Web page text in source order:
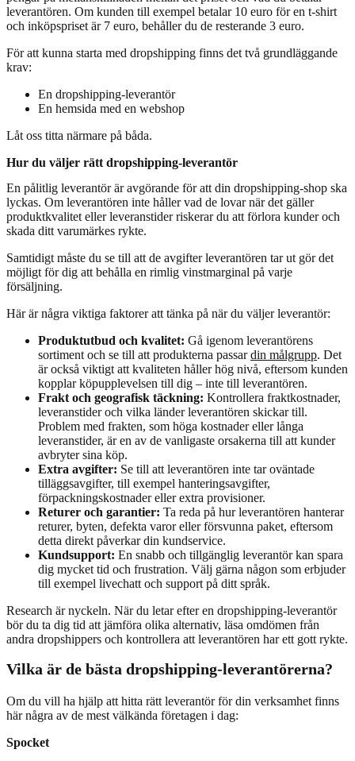
leverantören. Om kunden till exempel betalar 10 euro för en t-shirt
och inköpspriset är 7 euro, behåller du de resterande 3 euro.
För att kunna starta med dropshipping finns det två grundläggande
krav:
En dropshipping-leverantör
En hemsida med en webshop
Låt oss titta närmare på båda.
Hur du väljer rätt dropshipping-leverantör
En pålitlig leverantör är avgörande för att din dropshipping-shop ska
lyckas. Om leverantören inte håller vad de lovar när det gäller
produktkvalitet eller leveranstider riskerar du att förlora kunder och
skada ditt varumärkes rykte.
Samtidigt måste du se till att de avgifter leverantören tar ut gör det
möjligt för dig att behålla en rimlig vinstmarginal på varje
försäljning.
Här är några viktiga faktorer att tänka på när du väljer leverantör:
Produktutbud och kvalitet: Gå igenom leverantörens
sortiment och se till att produkterna passardin målgrupp. Det
är också viktigt att kvaliteten håller hög nivå, eftersom kunden
kopplar köpupplevelsen till dig – inte till leverantören.
Frakt och geografisk täckning: Kontrollera fraktkostnader,
leveranstider och vilka länder leverantören skickar till.
Problem med frakten, som höga kostnader eller långa
leveranstider, är en av de vanligaste orsakerna till att kunder
avbryter sina köp.
Extra avgifter: Se till att leverantören inte tar oväntade
tilläggsavgifter, till exempel hanteringsavgifter,
förpackningskostnader eller extra provisioner.
Returer och garantier: Ta reda på hur leverantören hanterar
returer, byten, defekta varor eller försvunna paket, eftersom
detta direkt påverkar din kundservice.
Kundsupport: En snabb och tillgänglig leverantör kan spara
dig mycket tid och frustration. Välj gärna någon som erbjuder
till exempel livechatt och support på ditt språk.
Research är nyckeln. När du letar efter en dropshipping-leverantör
bör du ta dig tid att jämföra olika alternativ, läsa omdömen från
andra dropshippers och kontrollera att leverantören har ett gott rykte.
Vilka är de bästa dropshipping-leverantörerna?
Om du vill ha hjälp att hitta rätt leverantör för din verksamhet finns
här några av de mest välkända företagen i dag:
Spocket